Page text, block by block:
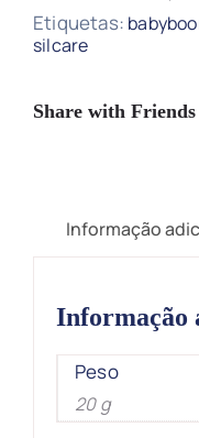
Etiquetas:
silcare
Share with Friends
Informação
Informação
Peso
20 g